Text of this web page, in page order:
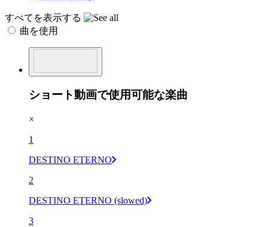
すべてを表示する
曲を使用
ショート動画で使用可能な楽曲
×
1
DESTINO ETERNO
2
DESTINO ETERNO (slowed)
3